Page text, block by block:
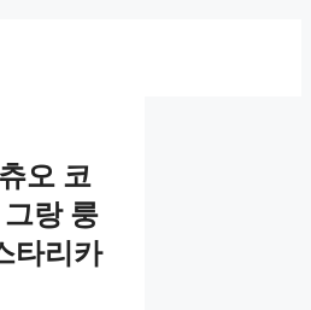
오 코
랑 룽
타리카